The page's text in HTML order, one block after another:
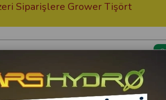
Grower Tişört
Kargom Nerede? Bitki